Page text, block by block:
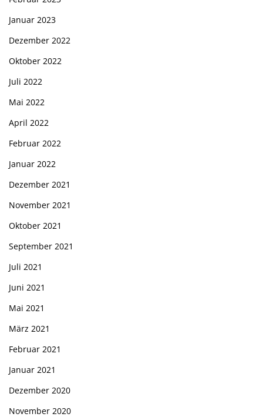
Januar 2023
Dezember 2022
Oktober 2022
Juli 2022
Mai 2022
April 2022
Februar 2022
Januar 2022
Dezember 2021
November 2021
Oktober 2021
September 2021
Juli 2021
Juni 2021
Mai 2021
März 2021
Februar 2021
Januar 2021
Dezember 2020
November 2020